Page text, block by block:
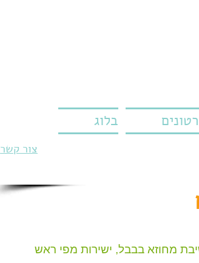
בלוג
צור קשר
מחוזא בבבל, ישירות מפי ראש